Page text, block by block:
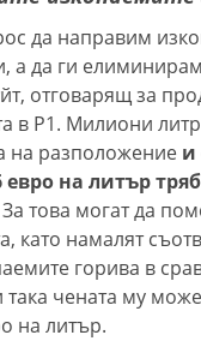
да направим
а да ги
отговарящ за
в P1. Милиони
на разположение и
евро на литър
За това могат да
като намалят
горива в
така чената му
на литър.